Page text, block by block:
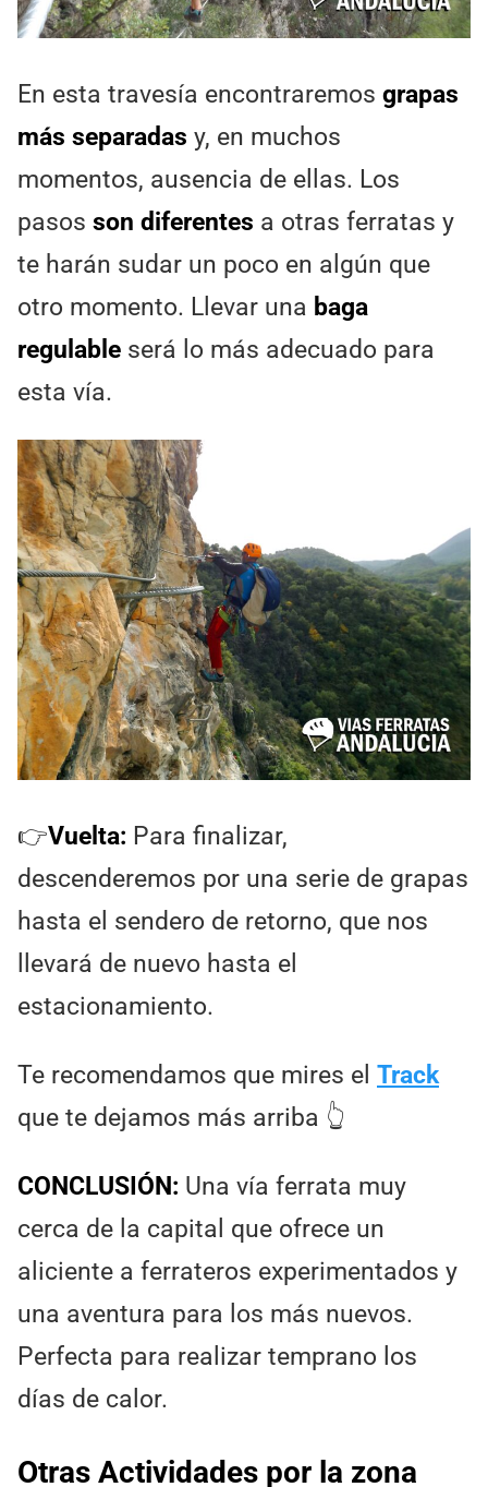
En esta travesía encontraremos grapas
más separadas y, en muchos
momentos, ausencia de ellas. Los
pasos son diferentes a otras ferratas y
te harán sudar un poco en algún que
otro momento. Llevar una baga
regulable será lo más adecuado para
esta vía.
👉Vuelta: Para finalizar,
descenderemos por una serie de grapas
hasta el sendero de retorno, que nos
llevará de nuevo hasta el
estacionamiento.
Te recomendamos que mires el Track
que te dejamos más arriba 👆
CONCLUSIÓN: Una vía ferrata muy
cerca de la capital que ofrece un
aliciente a ferrateros experimentados y
una aventura para los más nuevos.
Perfecta para realizar temprano los
días de calor.
Otras Actividades por la zona